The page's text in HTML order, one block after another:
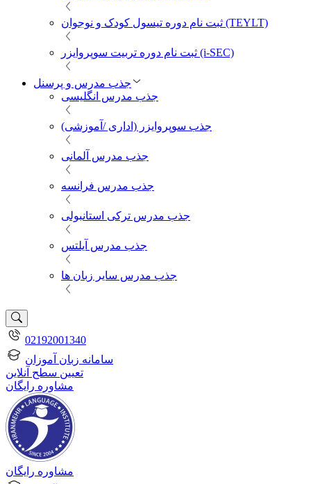
ثبت نام دوره تیسول کودک و نوجوان (TEYLT)
ثبت نام دوره تربیت سوپروایزر (i-SEC)
جذب مدرس و پرسنل
جذب مدرس انگلیسی
جذب سوپروایزر (اداری /آموزشی)
جذب مدرس آلمانی
جذب مدرس فرانسه
جذب مدرس ترکی استانبولی
جذب مدرس آیلتس
جذب مدرس سایر زبان ها
02192001340
سامانه زبان آموزان
تعیین سطح آنلاین
مشاوره رایگان
مشاوره رایگان